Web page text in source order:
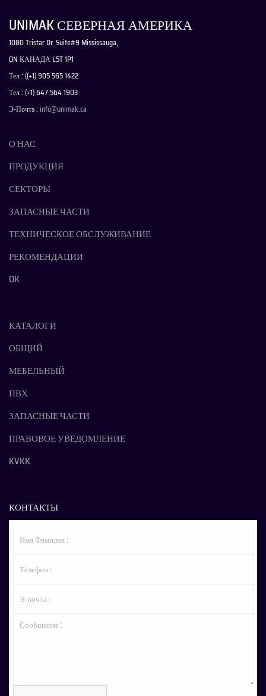
UNIMAK СЕВЕРНАЯ АМЕРИКА
1080 Tristar Dr. Suite#9 Mississauga,
ON КАНАДА L5T 1P1
Тел : ((+1) 905 565 1422
Тел : (+1) 647 564 1903
Э-Почта : info@unimak.ca
О НАС
ПРОДУКЦИЯ
СЕКТОРЫ
ЗАПАСНЫЕ ЧАСТИ
ТЕХНИЧЕСКОЕ ОБСЛУЖИВАНИЕ
РЕКОМЕНДАЦИИ
OK
КАТАЛОГИ
ОБЩИЙ
МЕБЕЛЬНЫЙ
ПВХ
ЗАПАСНЫЕ ЧАСТИ
ПРАВОВОЕ УВЕДОМЛЕНИЕ
KVKK
КОНТАКТЫ